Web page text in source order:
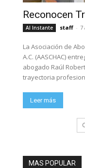
Reconocen
Al Instante staff - 7
La Asociación de
A.C. (AASCHAC)
abogado Raúl
trayectoria
Leer más
MAS POPULAR